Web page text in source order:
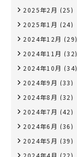
2025年2月 (25)
2025年1月 (24)
2024年12月 (29)
2024年11月 (32)
2024年10月 (34)
2024年9月 (33)
2024年8月 (32)
2024年7月 (42)
2024年6月 (36)
2024年5月 (39)
2024年4月 (22)